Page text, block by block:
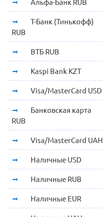
Альфа-Банк RUB
Т-Банк (Тинькофф)
RUB
ВТБ RUB
Kaspi Bank KZT
Visa/MasterCard USD
Банковская карта
RUB
Visa/MasterCard UAH
Наличные USD
Наличные RUB
Наличные EUR